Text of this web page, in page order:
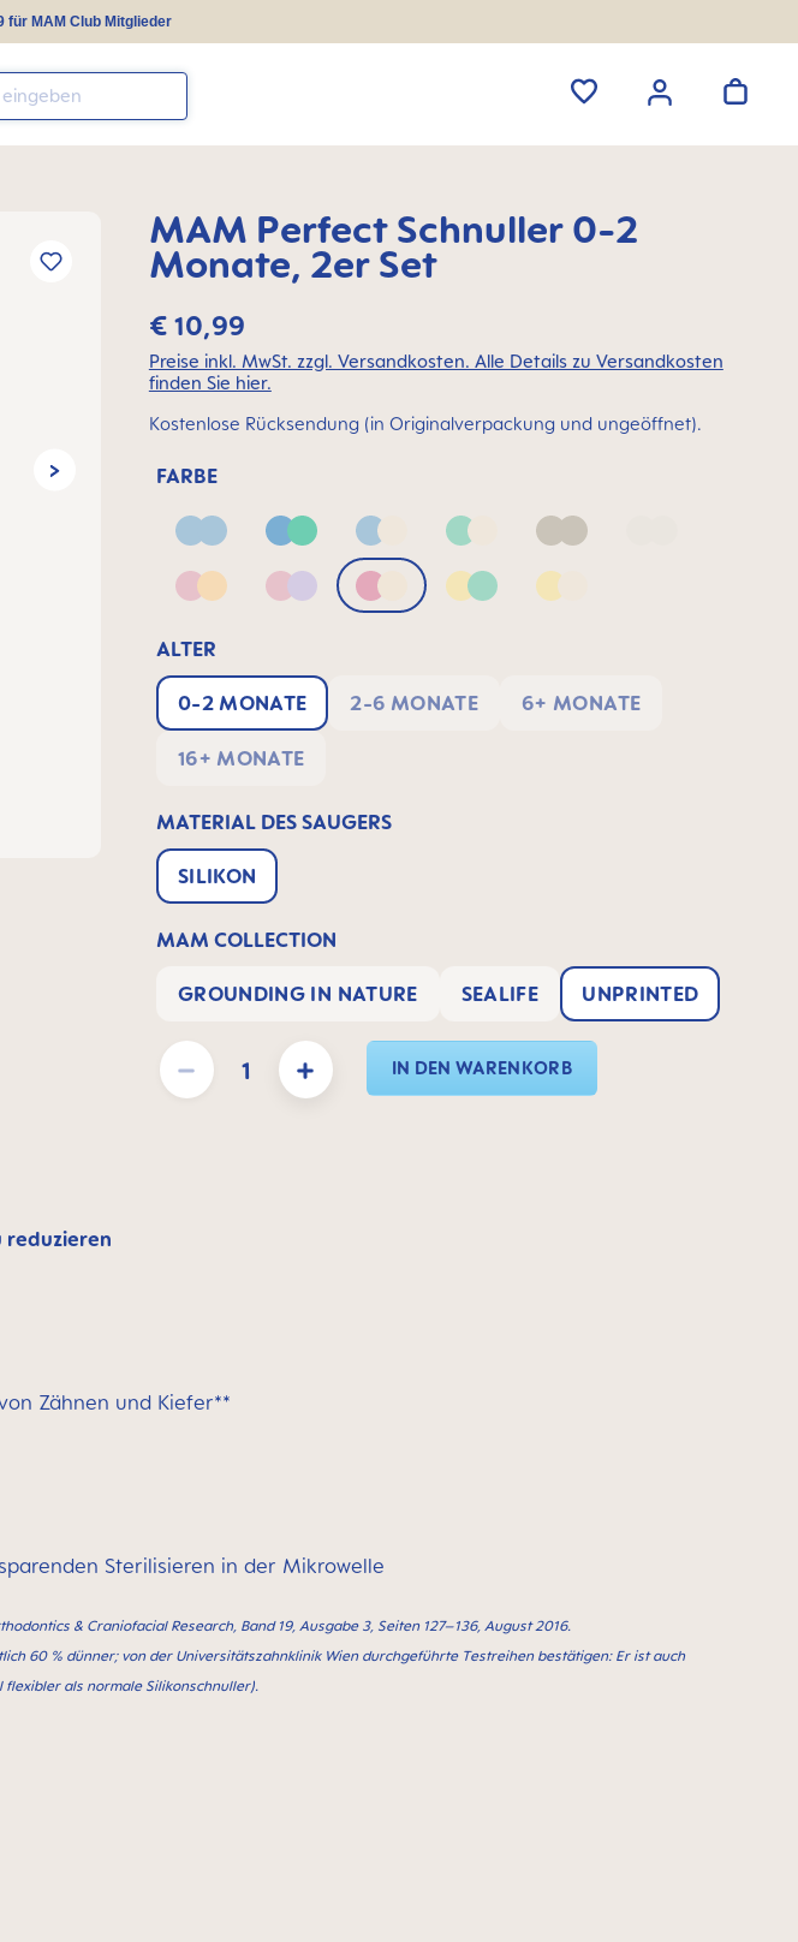
für MAM Club Mitglieder
MAM Perfect Schnuller 0-2
Monate, 2er Set
€ 10,99
Preise inkl. MwSt. zzgl. Versandkosten. Alle Details zu Versandkosten
finden Sie hier.
Kostenlose Rücksendung (in Originalverpackung und ungeöffnet).
FARBE
Blue Blue & GreenBlue & NeutralGreen & Neutral
Neutral
Pink & ApricotPink & LilacPink & NeutralYellow & GreenYellow & Neutral
ALTER
0-2 MONATE 2-6 MONATE 6+ MONATE
16+ MONATE
MATERIAL DES SAUGERS
SILIKON
MAM COLLECTION
GROUNDING IN NATURE SEALIFE UNPRINTED
Produkt Anzahl: Gib den gewünschten Wert ein oder benutze die Schaltflächen um die Anzahl zu
IN DEN WARENKORB
reduzieren
Zähnen und Kiefer**
Sterilisieren in der Mikrowelle
& Craniofacial Research, Band 19, Ausgabe 3, Seiten 127–136, August 2016.
60 % dünner; von der Universitätszahnklinik Wien durchgeführte Testreihen bestätigen: Er ist auch
flexibler als normale Silikonschnuller).